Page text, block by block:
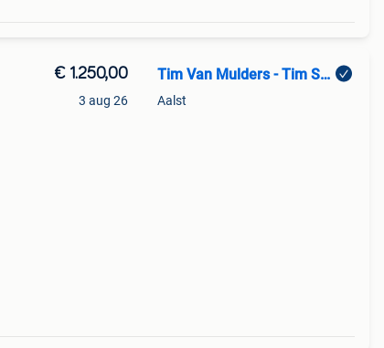
€ 1.250,00
3 aug 26
Tim Van Mulders - Tim Shop
Aalst